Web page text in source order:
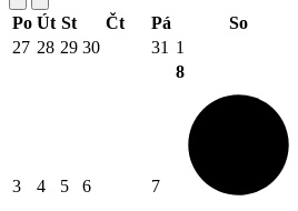
Po Út St Čt Pá So
27 28 29 30 31 1
3 4 5 6 7
8